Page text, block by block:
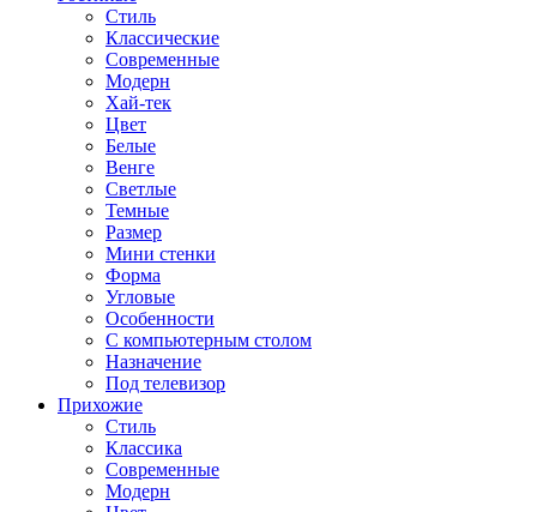
Стиль
Классические
Современные
Модерн
Хай-тек
Цвет
Белые
Венге
Светлые
Темные
Размер
Мини стенки
Форма
Угловые
Особенности
С компьютерным столом
Назначение
Под телевизор
Прихожие
Стиль
Классика
Современные
Модерн